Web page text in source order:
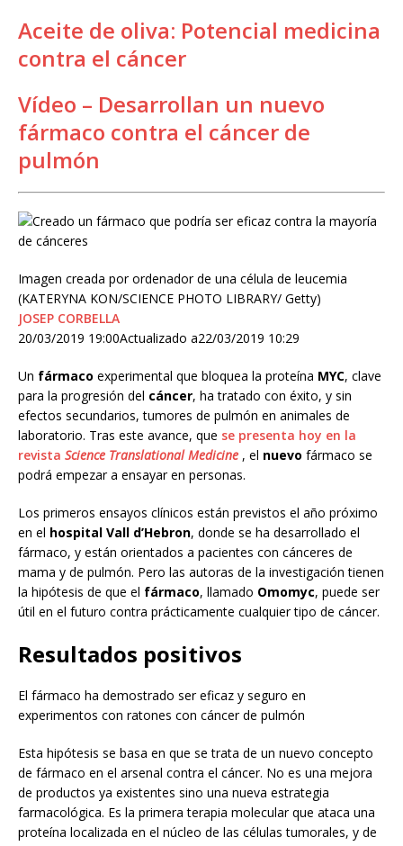
Aceite de oliva: Potencial medicina
contra el cáncer
Vídeo – Desarrollan un nuevo
fármaco contra el cáncer de
pulmón
Imagen creada por ordenador de una célula de leucemia
(KATERYNA KON/SCIENCE PHOTO LIBRARY/ Getty)
JOSEP CORBELLA
20/03/2019 19:00Actualizado a22/03/2019 10:29
Un fármaco experimental que bloquea la proteína MYC, clave
para la progresión del cáncer, ha tratado con éxito, y sin
efectos secundarios, tumores de pulmón en animales de
laboratorio. Tras este avance, que se presenta hoy en la
revista Science Translational Medicine , el nuevo fármaco se
podrá empezar a ensayar en personas.
Los primeros ensayos clínicos están previstos el año próximo
en el hospital Vall d’Hebron, donde se ha desarrollado el
fármaco, y están orientados a pacientes con cánceres de
mama y de pulmón. Pero las autoras de la investigación tienen
la hipótesis de que el fármaco, llamado Omomyc, puede ser
útil en el futuro contra prácticamente cualquier tipo de cáncer.
Resultados positivos
El fármaco ha demostrado ser eficaz y seguro en
experimentos con ratones con cáncer de pulmón
Esta hipótesis se basa en que se trata de un nuevo concepto
de fármaco en el arsenal contra el cáncer. No es una mejora
de productos ya existentes sino una nueva estrategia
farmacológica. Es la primera terapia molecular que ataca una
proteína localizada en el núcleo de las células tumorales, y de